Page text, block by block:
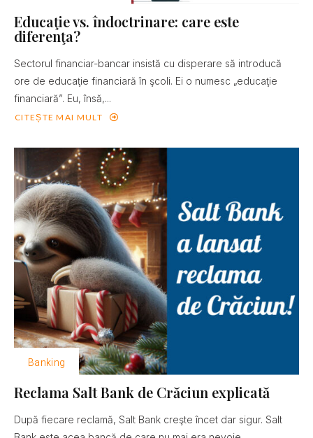
Educaţie vs. îndoctrinare: care este
diferenţa?
Sectorul financiar-bancar insistă cu disperare să introducă
ore de educaţie financiară în şcoli. Ei o numesc „educaţie
financiară”. Eu, însă,...
CITEȘTE MAI MULT
Banking
Reclama Salt Bank de Crăciun explicată
După fiecare reclamă, Salt Bank creşte încet dar sigur. Salt